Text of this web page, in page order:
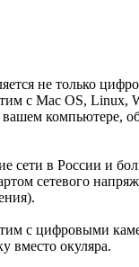
не только
с Mac OS, Linux,
компьютере,
сети в России и
сетевого
с цифровыми
вместо окуляра.